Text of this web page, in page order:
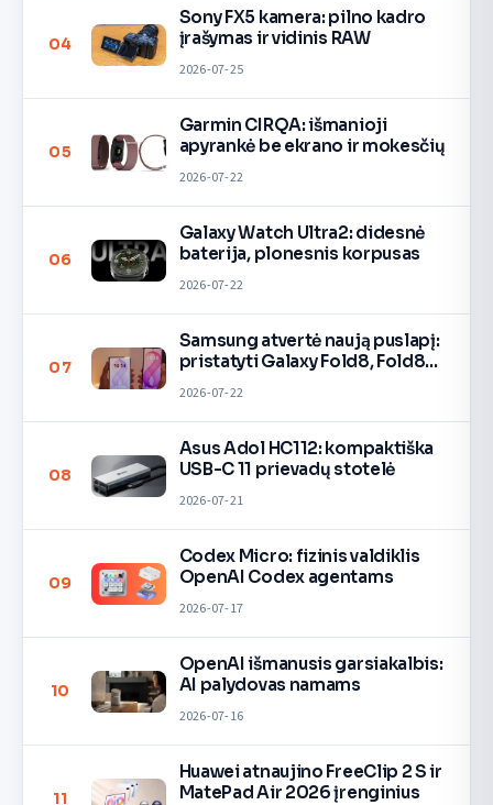
04
Sony FX5 kamera: pilno kadro
įrašymas ir vidinis RAW
2026-07-25
05
Garmin CIRQA: išmanioji
apyrankė be ekrano ir mokesčių
2026-07-22
06
Galaxy Watch Ultra2: didesnė
baterija, plonesnis korpusas
2026-07-22
07
Samsung atvertė naują puslapį:
pristatyti Galaxy Fold8, Fold8
flagmanai.
2026-07-22
08
Asus Adol HC112: kompaktiška
USB-C 11 prievadų stotelė
2026-07-21
09
Codex Micro: fizinis valdiklis
OpenAI Codex agentams
2026-07-17
10
OpenAI išmanusis garsiakalbis:
AI palydovas namams
2026-07-16
11
Huawei atnaujino FreeClip 2 S ir
MatePad Air 2026 įrenginius